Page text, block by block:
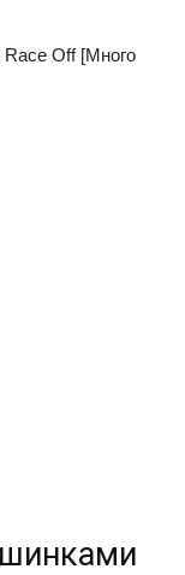
Race Off [Много